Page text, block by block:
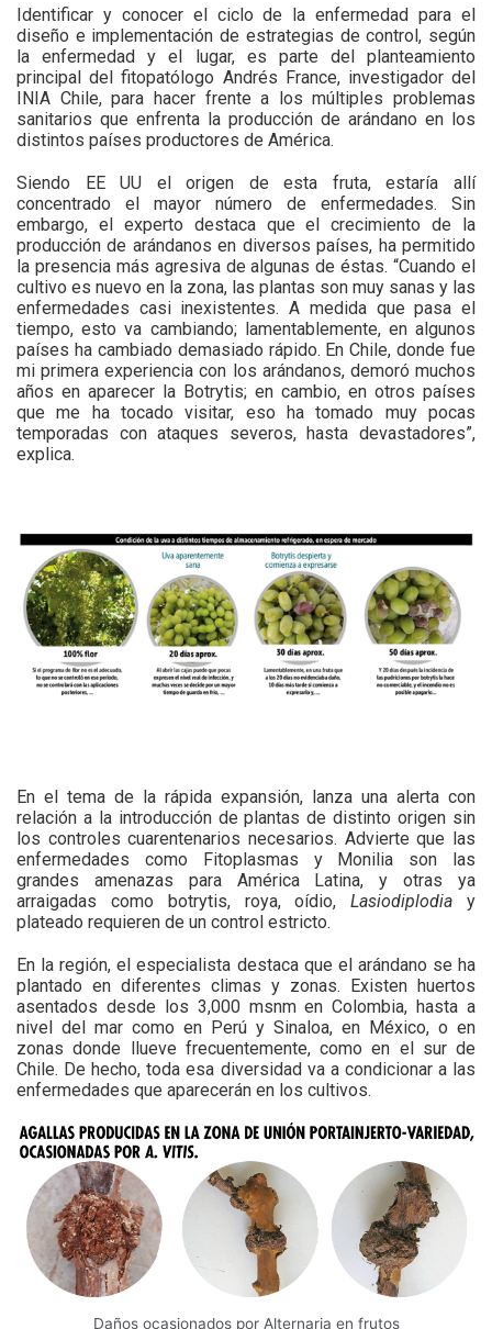
Identificar y conocer el ciclo de la enfermedad para el
diseño e implementación de estrategias de control, según
la enfermedad y el lugar, es parte del planteamiento
principal del fitopatólogo Andrés France, investigador del
INIA Chile, para hacer frente a los múltiples problemas
sanitarios que enfrenta la producción de arándano en los
distintos países productores de América.
Siendo EE UU el origen de esta fruta, estaría allí
concentrado el mayor número de enfermedades. Sin
embargo, el experto destaca que el crecimiento de la
producción de arándanos en diversos países, ha permitido
la presencia más agresiva de algunas de éstas. “Cuando el
cultivo es nuevo en la zona, las plantas son muy sanas y las
enfermedades casi inexistentes. A medida que pasa el
tiempo, esto va cambiando; lamentablemente, en algunos
países ha cambiado demasiado rápido. En Chile, donde fue
mi primera experiencia con los arándanos, demoró muchos
años en aparecer la Botrytis; en cambio, en otros países
que me ha tocado visitar, eso ha tomado muy pocas
temporadas con ataques severos, hasta devastadores”,
explica.
En el tema de la rápida expansión, lanza una alerta con
relación a la introducción de plantas de distinto origen sin
los controles cuarentenarios necesarios. Advierte que las
enfermedades como Fitoplasmas y Monilia son las
grandes amenazas para América Latina, y otras ya
arraigadas como botrytis, roya, oídio,Lasiodiplodia y
plateado requieren de un control estricto.
En la región, el especialista destaca que el arándano se ha
plantado en diferentes climas y zonas. Existen huertos
asentados desde los 3,000 msnm en Colombia, hasta a
nivel del mar como en Perú y Sinaloa, en México, o en
zonas donde llueve frecuentemente, como en el sur de
Chile. De hecho, toda esa diversidad va a condicionar a las
enfermedades que aparecerán en los cultivos.
Daños ocasionados por Alternaria en frutos